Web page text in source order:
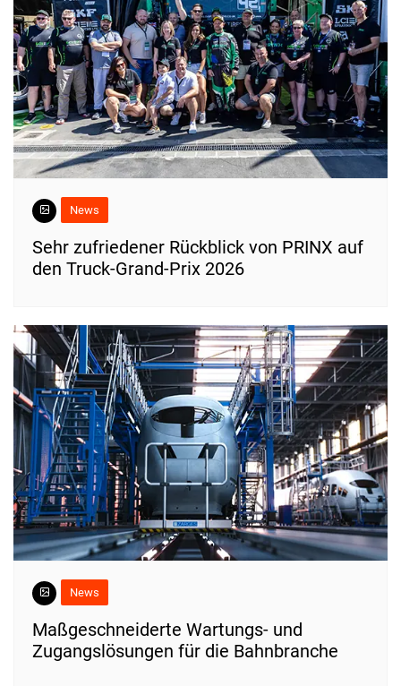
News
Sehr zufriedener Rückblick von PRINX auf
den Truck-Grand-Prix 2026
News
Maßgeschneiderte Wartungs- und
Zugangslösungen für die Bahnbranche